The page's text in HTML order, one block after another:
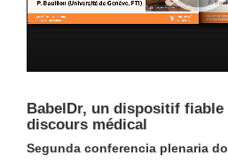
BabelDr, un dispositif
discours médical
Segunda conferencia plenaria